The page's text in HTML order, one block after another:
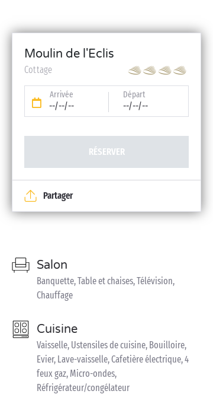
Moulin de l'Eclis
Cottage
Arrivée
--/--/--
Départ
--/--/--
RÉSERVER
Partager
Salon
Banquette, Table et chaises, Télévision,
Chauffage
Cuisine
Vaisselle, Ustensiles de cuisine, Bouilloire,
Evier, Lave-vaisselle, Cafetière électrique, 4
feux gaz, Micro-ondes,
Réfrigérateur/congélateur